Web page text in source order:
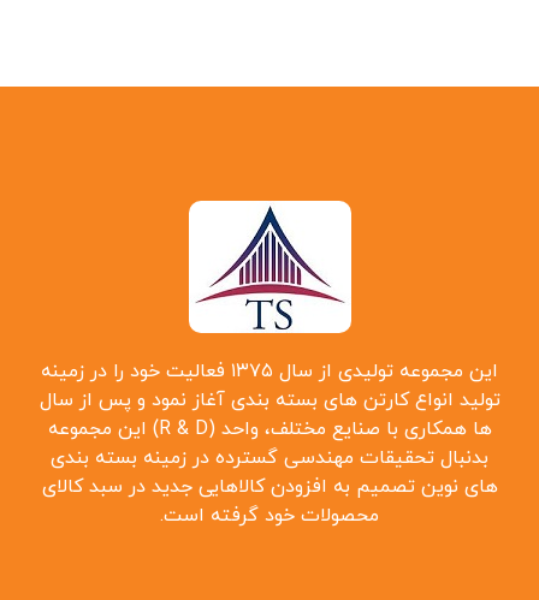
این مجموعه تولیدی از سال ۱۳۷۵ فعالیت خود را در زمینه
تولید انواع کارتن ‌های بسته بندی آغاز نمود و پس از سال
‌ها همکاری با صنایع مختلف، واحد (R & D) این مجموعه
بدنبال تحقیقات مهندسی گسترده در زمینه بسته بندی
‌های نوین تصمیم به افزودن کالاهایی جدید در سبد کالای
محصولات خود گرفته است.